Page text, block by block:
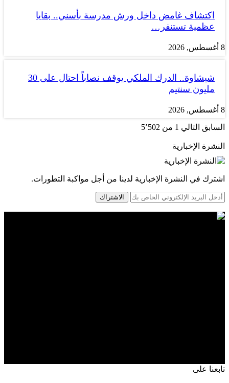
اكتشاف غامض داخل ورش مدرسة بأسني.. بقايا
عظمية تستنفر…
8 أغسطس, 2026
شيشاوة.. الدرك الملكي يوقف نصاباً احتال على 30
مليون سنتيم
8 أغسطس, 2026
السابق التالي 1 من 5٬502
النشرة الإخبارية
اشترك في النشرة الإخبارية لدينا من أجل مواكبة التطورات.
الاشتراك
تابعنا على